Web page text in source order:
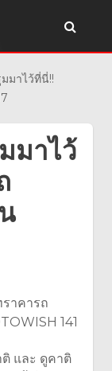
มาไว้ที่นี่!!
มาไว้
และ ดูคาติ